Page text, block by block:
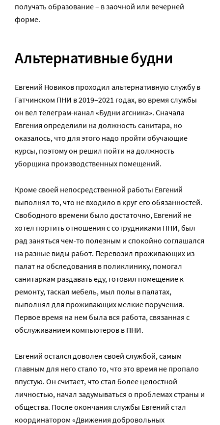
получать образование – в заочной или вечерней
форме.
Альтернативные будни
Евгений Новиков проходил альтернативную службу в
Гатчинском ПНИ в 2019–2021 годах, во время службы
он вел телеграм-канал «Будни агсника». Сначала
Евгения определили на должность санитара, но
оказалось, что для этого надо пройти обучающие
курсы, поэтому он решил пойти на должность
уборщика производственных помещений.
Кроме своей непосредственной работы Евгений
выполнял то, что не входило в круг его обязанностей.
Свободного времени было достаточно, Евгений не
хотел портить отношения с сотрудниками ПНИ, был
рад заняться чем-то полезным и спокойно соглашался
на разные виды работ. Перевозил проживающих из
палат на обследования в поликлинику, помогал
санитаркам раздавать еду, готовил помещение к
ремонту, таскал мебель, мыл полы в палатах,
выполнял для проживающих мелкие поручения.
Первое время на нем была вся работа, связанная с
обслуживанием компьютеров в ПНИ.
Евгений остался доволен своей службой, самым
главным для него стало то, что это время не пропало
впустую. Он считает, что стал более целостной
личностью, начал задумываться о проблемах страны и
общества. После окончания службы Евгений стал
координатором «Движения добровольных